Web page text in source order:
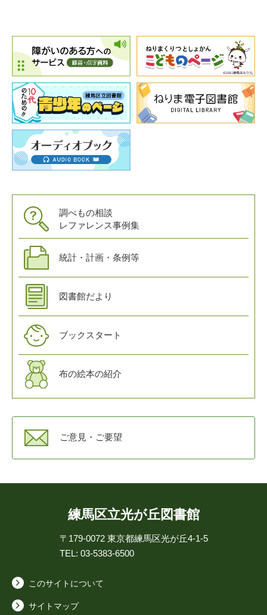
調べもの相談
レファレンス事例集
統計・計画・条例等
図書館だより
ブックスタート
布の絵本の紹介
ご意見・ご要望
練馬区立光が丘図書館
〒179-0072 東京都練馬区光が丘4-1-5
TEL: 03-5383-6500
このサイトについて
サイトマップ